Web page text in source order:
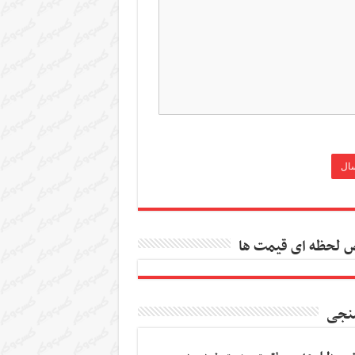
لحظه ای قیمت ها